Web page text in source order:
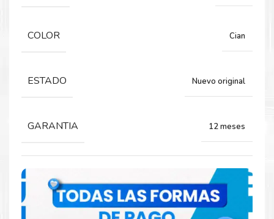
COLOR Cian
ESTADO Nuevo original
GARANTIA 12 meses